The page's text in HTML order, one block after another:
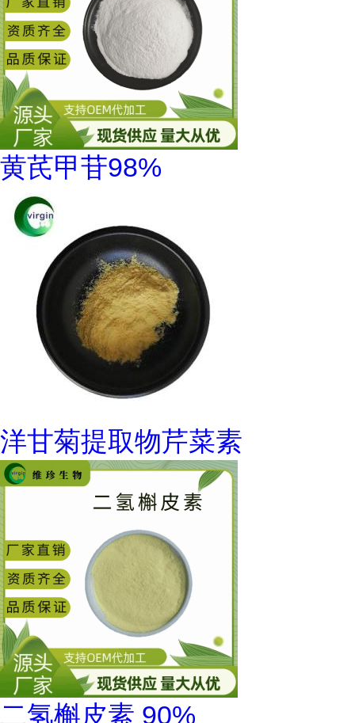
黄芪甲苷98%
洋甘菊提取物芹菜素
二氢槲皮素 90%